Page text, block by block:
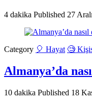
4 dakika Published 27
Category 🎈 Hayat 🧐
Almanya’da
10 dakika Published 18